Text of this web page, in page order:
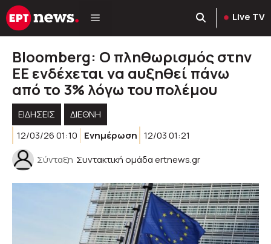
Μετάβαση
σε
Live TV
Bloomberg: Ο πληθωρισμός στην
ΕΕ ενδέχεται να αυξηθεί πάνω
από το 3% λόγω του πολέμου
ΕΙΔΗΣΕΙΣ
ΔΙΕΘΝΗ
12/03/26 01:10
Ενημέρωση 12/03 01:21
Σύνταξη Συντακτική ομάδα ertnews.gr